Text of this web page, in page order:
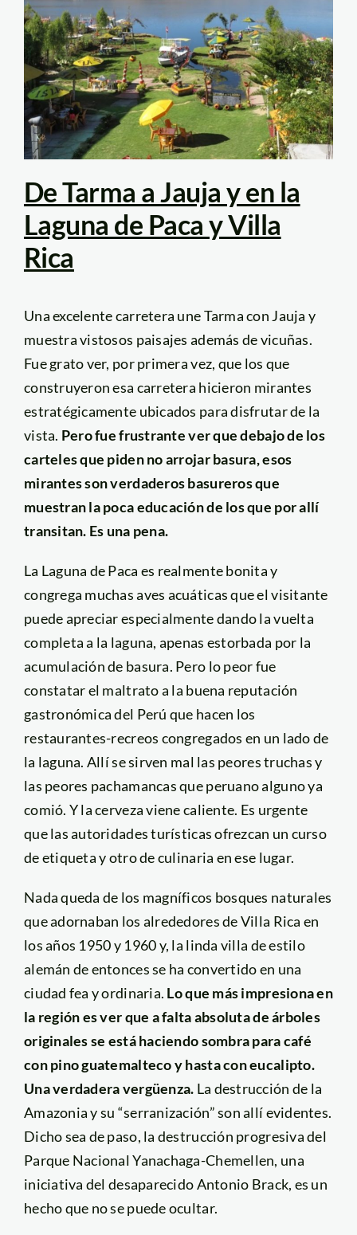
De Tarma a Jauja y en la
Laguna de Paca y Villa
Rica
Una excelente carretera une Tarma con Jauja y
muestra vistosos paisajes además de vicuñas.
Fue grato ver, por primera vez, que los que
construyeron esa carretera hicieron mirantes
estratégicamente ubicados para disfrutar de la
vista. Pero fue frustrante ver que debajo de los
carteles que piden no arrojar basura, esos
mirantes son verdaderos basureros que
muestran la poca educación de los que por allí
transitan. Es una pena.
La Laguna de Paca es realmente bonita y
congrega muchas aves acuáticas que el visitante
puede apreciar especialmente dando la vuelta
completa a la laguna, apenas estorbada por la
acumulación de basura. Pero lo peor fue
constatar el maltrato a la buena reputación
gastronómica del Perú que hacen los
restaurantes-recreos congregados en un lado de
la laguna. Allí se sirven mal las peores truchas y
las peores pachamancas que peruano alguno ya
comió. Y la cerveza viene caliente. Es urgente
que las autoridades turísticas ofrezcan un curso
de etiqueta y otro de culinaria en ese lugar.
Nada queda de los magníficos bosques naturales
que adornaban los alrededores de Villa Rica en
los años 1950 y 1960 y, la linda villa de estilo
alemán de entonces se ha convertido en una
ciudad fea y ordinaria. Lo que más impresiona en
la región es ver que a falta absoluta de árboles
originales se está haciendo sombra para café
con pino guatemalteco y hasta con eucalipto.
Una verdadera vergüenza. La destrucción de la
Amazonia y su “serranización” son allí evidentes.
Dicho sea de paso, la destrucción progresiva del
Parque Nacional Yanachaga-Chemellen, una
iniciativa del desaparecido Antonio Brack, es un
hecho que no se puede ocultar.